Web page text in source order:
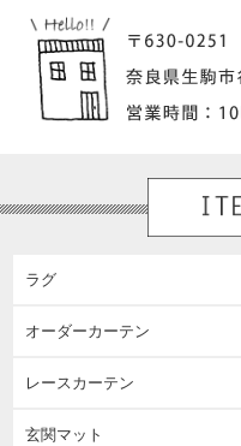
ラグ
オーダーカーテン
レースカーテン
玄関マット